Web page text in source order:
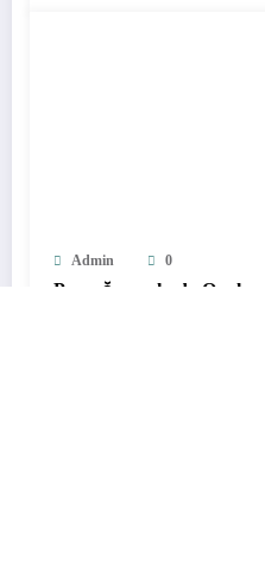
Admin 0
Pranešama, kad